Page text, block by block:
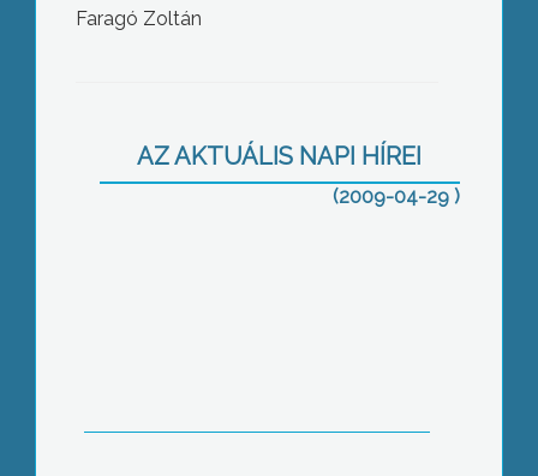
Faragó Zoltán
AZ AKTUÁLIS NAPI HÍREI
(2009-04-29 )
dohányzás, a játszótereken